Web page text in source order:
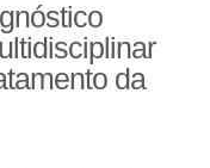
da